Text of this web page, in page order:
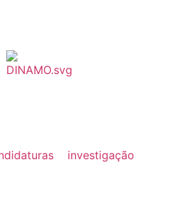
investigação